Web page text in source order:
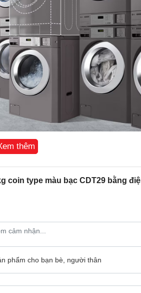
bạn, bạn có thể dễ dàng chuyển
gian bạn có.
thêm
coin type màu bạc CDT29 bằng
phẩm cho bạn bè, người thân